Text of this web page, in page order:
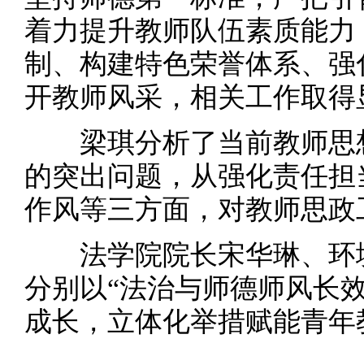
着力提升教师队伍素质能
制、构建特色荣誉体系、
开教师风采，相关工作取
梁琪分析了当前教师思
的突出问题，从强化责任
作风等三方面，对教师思
法学院院长宋华琳、环
分别以“法治与师德师风长
成长，立体化举措赋能青